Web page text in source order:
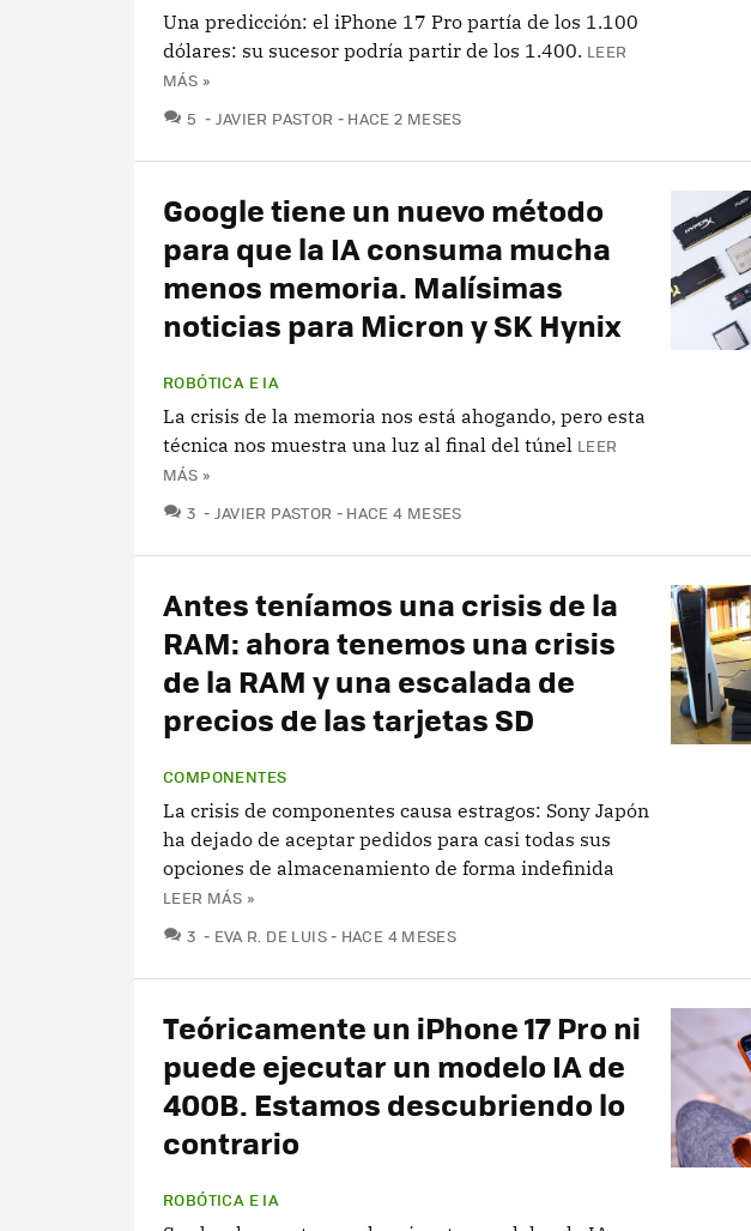
Una predicción: el iPhone 17 Pro partía de los 1.100
dólares: su sucesor podría partir de los 1.400. LEER
MÁS »
5 COMENTARIOS
JAVIER PASTOR HACE 2 MESES
Google tiene un nuevo método
para que la IA consuma mucha
menos memoria. Malísimas
noticias para Micron y SK Hynix
ROBÓTICA E IA
La crisis de la memoria nos está ahogando, pero esta
técnica nos muestra una luz al final del túnel LEER
MÁS »
3 COMENTARIOS
JAVIER PASTOR HACE 4 MESES
Antes teníamos una crisis de la
RAM: ahora tenemos una crisis
de la RAM y una escalada de
precios de las tarjetas SD
COMPONENTES
La crisis de componentes causa estragos: Sony Japón
ha dejado de aceptar pedidos para casi todas sus
opciones de almacenamiento de forma indefinida
LEER MÁS »
3 COMENTARIOS
EVA R. DE LUIS HACE 4 MESES
Teóricamente un iPhone 17 Pro ni
puede ejecutar un modelo IA de
400B. Estamos descubriendo lo
contrario
ROBÓTICA E IA